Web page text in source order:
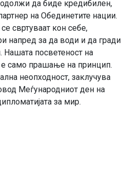
да биде кредибилен,
на Обединетите нации.
свртуваат кон себе,
напред за да води и да гради
Нашата посветеност на
е само прашање на принцип.
неопходност, заклучува
Меѓународниот ден на
за мир.